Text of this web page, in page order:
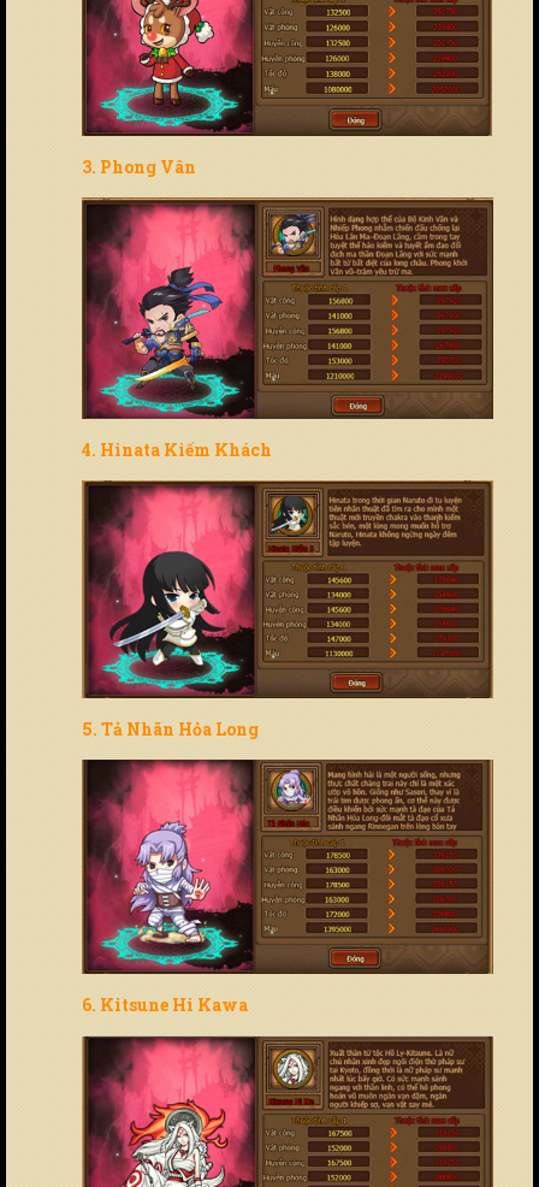
3. Phong Vân
4. Hinata Kiếm Khách
5. Tả Nhãn Hỏa Long
6. Kitsune Hi Kawa